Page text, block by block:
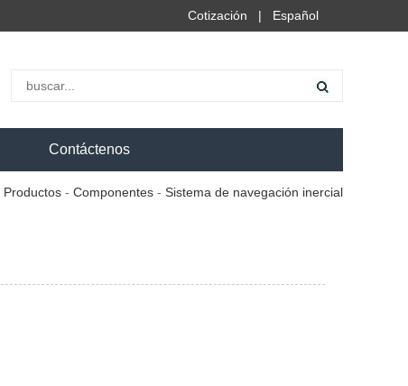
Español
|
Cotización
Contáctenos
Productos - Componentes - Sistema de navegación inercial